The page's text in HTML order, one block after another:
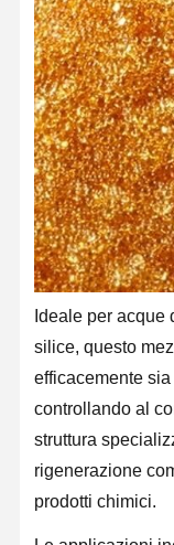
Ideale per acque
silice, questo
efficacemente
controllando al
struttura
rigenerazione
prodotti chimici.